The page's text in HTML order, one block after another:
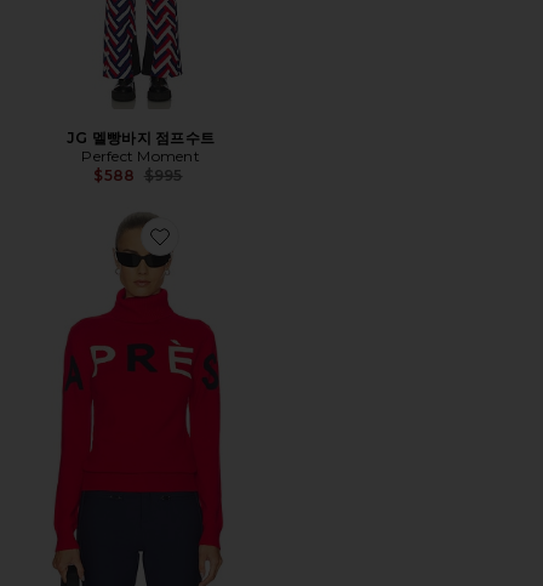
JG 멜빵바지 점프수트
Perfect Moment
$588 Previous price:
$995
Favorite APRES 스웨터